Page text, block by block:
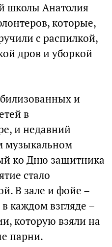
школы Анатолия
которые,
с распилкой,
дров и уборкой
и
в
и недавний
музыкальном
ко Дню защитника
стало
В зале и фойе –
каждом взгляде –
которую взяли на
парни.